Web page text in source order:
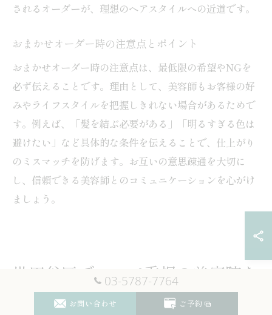
されるオーダーが、理想のヘアスタイルへの近道です。
おまかせオーダー時の注意点とポイント
おまかせオーダー時の注意点は、最低限の希望やNGを
必ず伝えることです。理由として、美容師もお客様の好
みやライフスタイルを把握しきれない場合があるためで
す。例えば、「髪を結ぶ必要がある」「明るすぎる色は
避けたい」など具体的な条件を伝えることで、仕上がり
のミスマッチを防げます。お互いの意思疎通を大切に
し、信頼できる美容師とのコミュニケーションを心がけ
ましょう。
世田谷区でコスパ重視の美容院を
探すには
03-5787-7764
お問い合わせ ご予約